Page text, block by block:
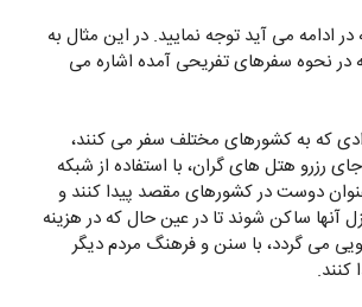
در ادامه می آید توجه نمایید. در این مثال به
در نحوه سفرهای تفریحی آمده اشاره می
که به کشورهای مختلف سفر می کنند،
رزرو هتل های گران، با استفاده از شبکه
دوست در کشورهای مقصد پیدا کنند و
آنها ساکن شوند تا در عین حال که در هزینه
می گردد، با سنن و فرهنگ مردم دیگر
کنند.